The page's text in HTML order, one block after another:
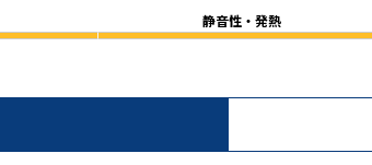
静音性・発熱